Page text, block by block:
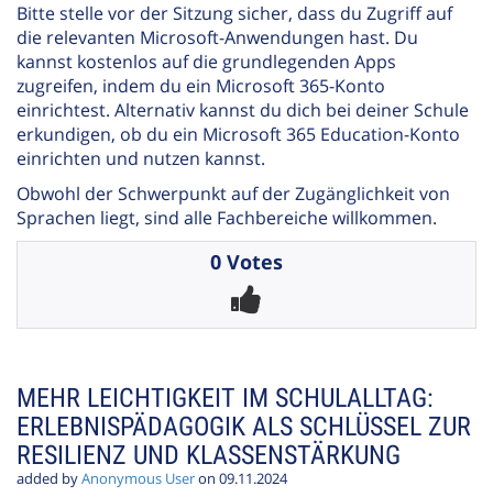
Bitte stelle vor der Sitzung sicher, dass du Zugriff auf
die relevanten Microsoft-Anwendungen hast. Du
kannst kostenlos auf die grundlegenden Apps
zugreifen, indem du ein Microsoft 365-Konto
einrichtest. Alternativ kannst du dich bei deiner Schule
erkundigen, ob du ein Microsoft 365 Education-Konto
einrichten und nutzen kannst.
Obwohl der Schwerpunkt auf der Zugänglichkeit von
Sprachen liegt, sind alle Fachbereiche willkommen.
0 Votes
MEHR LEICHTIGKEIT IM SCHULALLTAG:
ERLEBNISPÄDAGOGIK ALS SCHLÜSSEL ZUR
RESILIENZ UND KLASSENSTÄRKUNG
added byAnonymous Useron 09.11.2024